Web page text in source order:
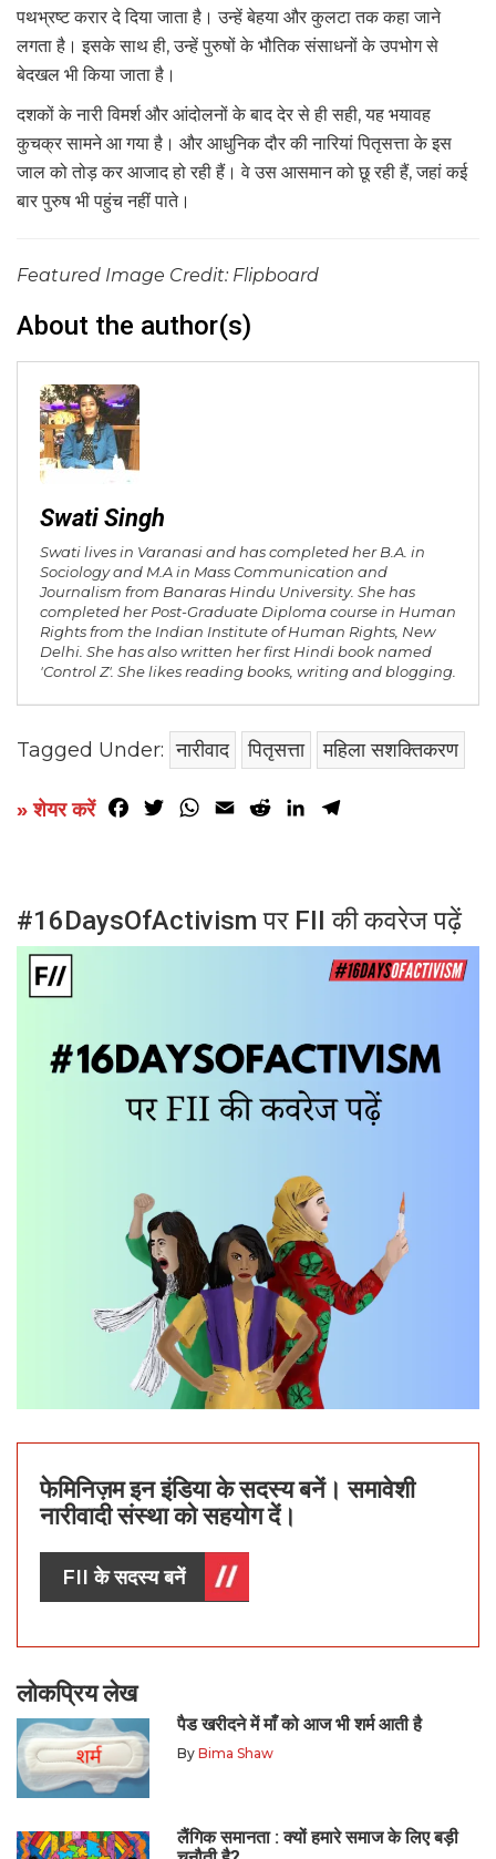
पथभ्रष्ट करार दे दिया जाता है। उन्हें बेहया और कुलटा तक कहा जाने
लगता है। इसके साथ ही, उन्हें पुरुषों के भौतिक संसाधनों के उपभोग से
बेदखल भी किया जाता है।
दशकों के नारी विमर्श और आंदोलनों के बाद देर से ही सही, यह भयावह
कुचक्र सामने आ गया है। और आधुनिक दौर की नारियां पितृसत्ता के इस
जाल को तोड़ कर आजाद हो रही हैं। वे उस आसमान को छू रही हैं, जहां कई
बार पुरुष भी पहुंच नहीं पाते।
Featured Image Credit: Flipboard
About the author(s)
Swati Singh
Swati lives in Varanasi and has completed her B.A. in
Sociology and M.A in Mass Communication and
Journalism from Banaras Hindu University. She has
completed her Post-Graduate Diploma course in Human
Rights from the Indian Institute of Human Rights, New
Delhi. She has also written her first Hindi book named
'Control Z'. She likes reading books, writing and blogging.
Tagged Under: नारीवाद पितृसत्ता महिला सशक्तिकरण
» शेयर करें Facebook
TwitterWhatsApp
Email RedditLinkedIn
#16DaysOfActivism पर FII की कवरेज पढ़ें
फेमिनिज़म इन इंडिया के सदस्य बनें। समावेशी
नारीवादी संस्था को सहयोग दें।
FII के सदस्य बनें
लोकप्रिय लेख
पैड खरीदने में माँ को आज भी शर्म आती है
By Bima Shaw
लैंगिक समानता : क्यों हमारे समाज के लिए बड़ी